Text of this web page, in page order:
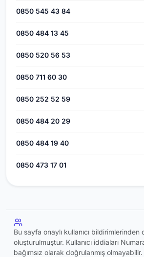
0850 545 43 84
0850 484 13 45
0850 520 56 53
0850 711 60 30
0850 252 52 59
0850 484 20 29
0850 484 19 40
0850 473 17 01
Bu sayfa onaylı kullanıcı
oluşturulmuştur. Kullanıcı iddiaları
bağımsız olarak doğrulanmış